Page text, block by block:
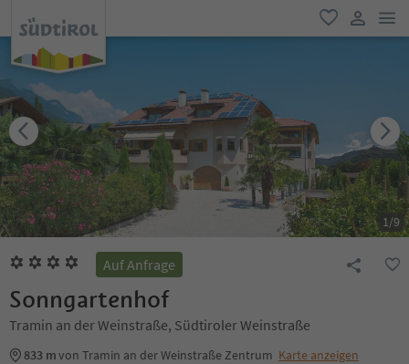
favorit
user link
1/9
Auf Anfrage
Sonngartenhof
Tramin an der Weinstraße, Südtiroler Weinstraße
833 mvon Tramin an der Weinstraße Zentrum Karte anzeigen